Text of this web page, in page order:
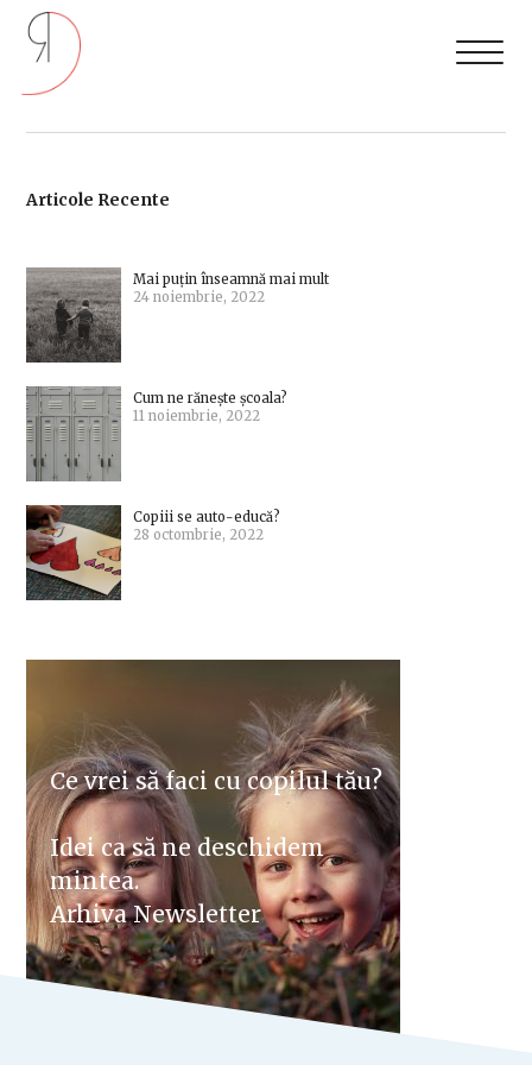
Articole Recente
Mai puțin înseamnă mai mult
24 noiembrie, 2022
Cum ne rănește școala?
11 noiembrie, 2022
Copiii se auto-educă?
28 octombrie, 2022
Ce vrei să faci cu copilul tău?
Idei ca să ne deschidem
mintea.
Arhiva Newsletter